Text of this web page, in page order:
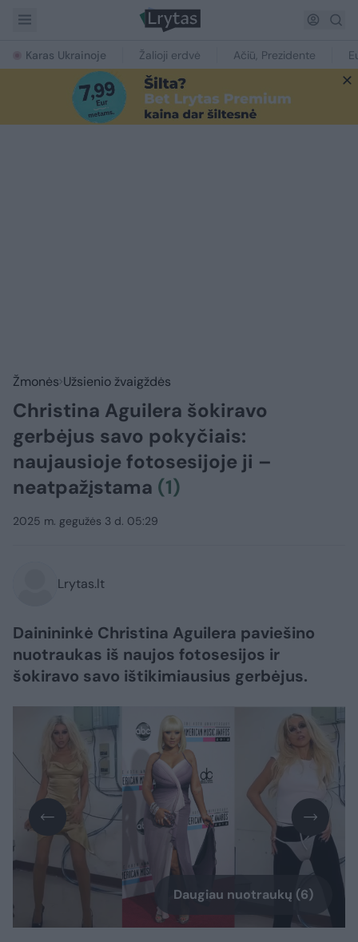
Karas Ukrainoje Žalioji erdvė Ačiū, Prezidente
Žmonės Užsienio žvaigždės
Christina Aguilera šokiravo
gerbėjus savo pokyčiais:
naujausioje fotosesijoje ji –
neatpažįstama (1)
2025 m. gegužės 3 d. 05:29
Lrytas.lt
Dainininkė Christina Aguilera paviešino
nuotraukas iš naujos fotosesijos ir
šokiravo savo ištikimiausius gerbėjus.
Daugiau nuotraukų (6)